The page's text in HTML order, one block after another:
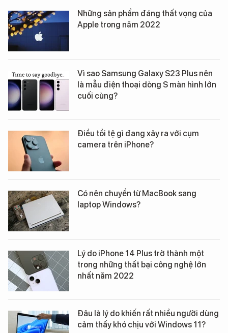
Những sản phẩm đáng thất vọng của
Apple trong năm 2022
Vì sao Samsung Galaxy S23 Plus nên
là mẫu điện thoại dòng S màn hình lớn
cuối cùng?
Điều tồi tệ gì đang xảy ra với cụm
camera trên iPhone?
Có nên chuyển từ MacBook sang
laptop Windows?
Lý do iPhone 14 Plus trở thành một
trong những thất bại công nghệ lớn
nhất năm 2022
Đâu là lý do khiến rất nhiều người dùng
cảm thấy khó chịu với Windows 11?